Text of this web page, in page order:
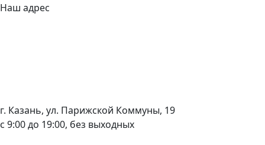
Наш адрес
г. Казань, ул. Парижской Коммуны, 19
с 9:00 до 19:00, без выходных